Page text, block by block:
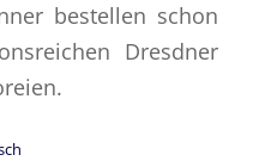
bestellen schon
Dresdner